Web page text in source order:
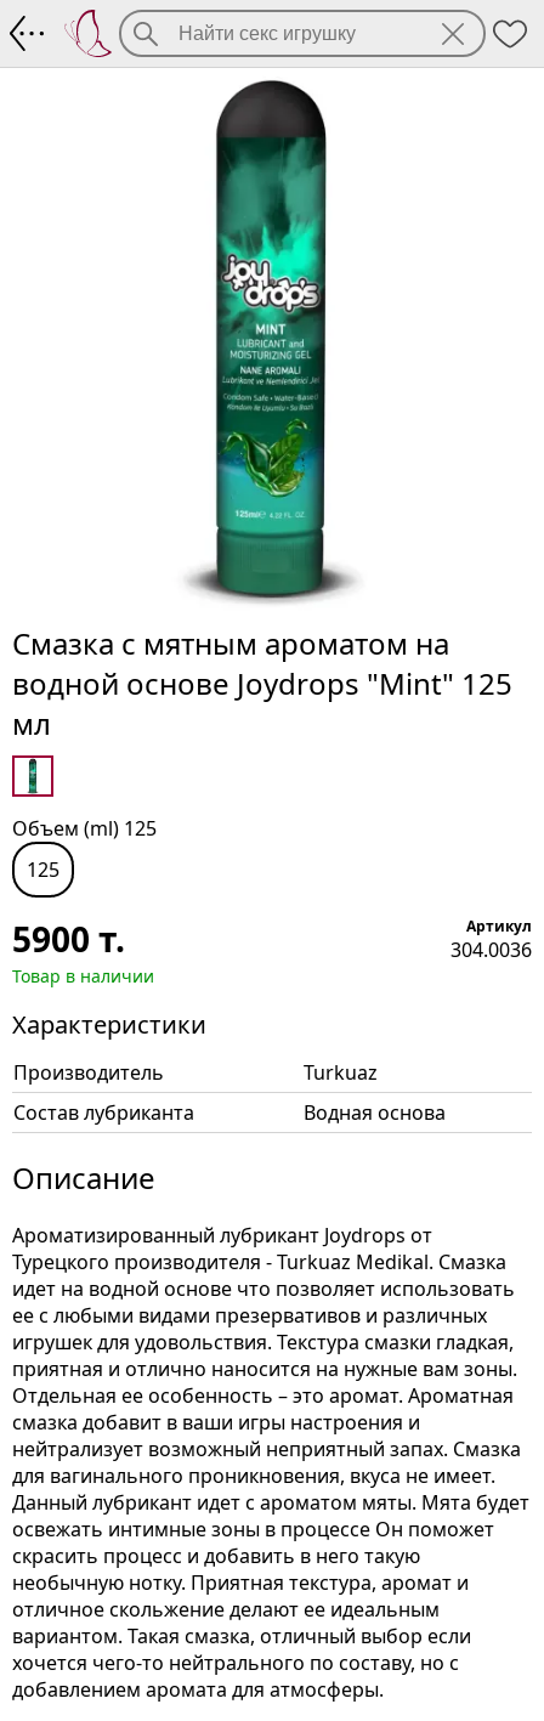
Смазка с мятным ароматом на
водной основе Joydrops "Mint" 125
мл
Объем (ml) 125
125
5900 т.
Товар в наличии
Артикул
304.0036
Характеристики
Производитель
Turkuaz
Состав лубриканта
Водная основа
Описание
Ароматизированный лубрикант Joydrops от
Турецкого производителя - Turkuaz Medikal. Смазка
идет на водной основе что позволяет использовать
ее с любыми видами презервативов и различных
игрушек для удовольствия. Текстура смазки гладкая,
приятная и отлично наносится на нужные вам зоны.
Отдельная ее особенность – это аромат. Ароматная
смазка добавит в ваши игры настроения и
нейтрализует возможный неприятный запах. Смазка
для вагинального проникновения, вкуса не имеет.
Данный лубрикант идет с ароматом мяты. Мята будет
освежать интимные зоны в процессе Он поможет
скрасить процесс и добавить в него такую
необычную нотку. Приятная текстура, аромат и
отличное скольжение делают ее идеальным
вариантом. Такая смазка, отличный выбор если
хочется чего-то нейтрального по составу, но с
добавлением аромата для атмосферы.
Смазка с мятным ароматом на водной